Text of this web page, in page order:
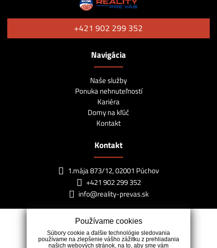
+421 902 299 352
Navigácia
Naše služby
Ponuka nehnuteľností
Kariéra
Domy na kľúč
Kontakt
Kontakt
1.mája 873/12, 02001 Púchov
+421 902 299 352
info@reality-prevas.sk
Používame cookies
Súbory cookie a ďalšie technológie sledovania
používame na zlepšenie vášho zážitku z prehliadania
našich webových stránok, na to, aby sme vám